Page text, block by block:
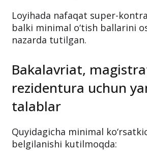
Loyihada nafaqat super-
balki minimal o‘tish ballarini
nazarda tutilgan.
Bakalavriat,
rezidentura uchun
talablar
Quyidagicha minimal
belgilanishi kutilmoqda: